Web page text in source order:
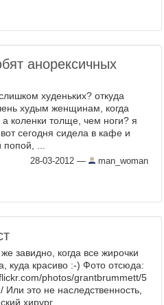
анорексичных
худеньких? откуда
худым женщинам, когда
коленки толще, чем ноги? я
сегодня сидела в кафе и
...
28-03-2012 — man_woman
же завидно, когда все жирочки
куда красиво :-) Фото отсюда:
photos/grantbrummett/5
Или это не наследственность,
хирург ...